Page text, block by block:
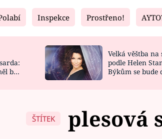
Fresh
NOVINKY
VIDEORECEPTY
Inspekce Prostřeno!
by
Velká věštba na
podle Helen
Býkům se bude
ŠTÍTEK plesová